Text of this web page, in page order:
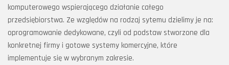
komputerowego wspierającego działanie całego
przedsiębiorstwa. Ze względów na rodzaj sytemu dzielimy je na:
oprogramowanie dedykowane, czyli od podstaw stworzone dla
konkretnej firmy i gotowe systemy komercyjne, które
implementuje się w wybranym zakresie.